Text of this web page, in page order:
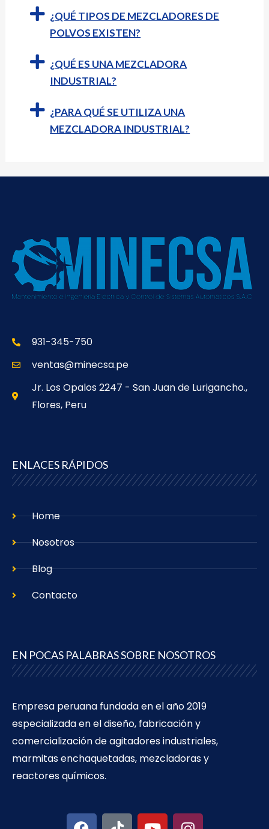
¿QUÉ TIPOS DE MEZCLADORES DE
POLVOS EXISTEN?
¿QUÉ ES UNA MEZCLADORA
INDUSTRIAL?
¿PARA QUÉ SE UTILIZA UNA
MEZCLADORA INDUSTRIAL?
931-345-750
ventas@minecsa.pe
Jr. Los Opalos 2247 - San Juan de Lurigancho.,
Flores, Peru
ENLACES RÁPIDOS
Home
Nosotros
Blog
Contacto
EN POCAS PALABRAS SOBRE NOSOTROS
Empresa peruana fundada en el año 2019
especializada en el diseño, fabricación y
comercialización de agitadores industriales,
marmitas enchaquetadas, mezcladoras y
reactores químicos.